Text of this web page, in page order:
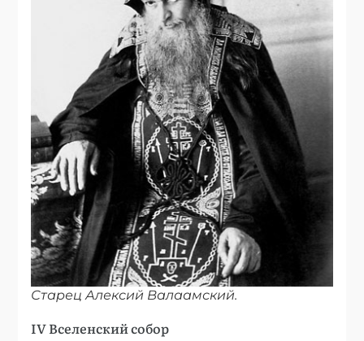
Старец Алексий Валаамский.
IV Вселенский собор